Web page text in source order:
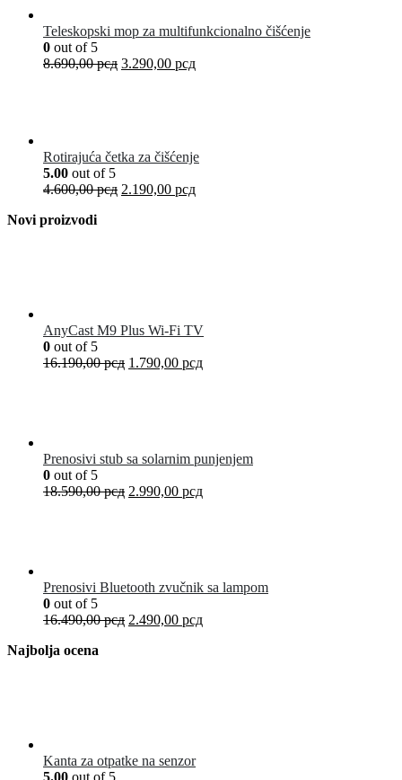
Teleskopski mop za multifunkcionalno čišćenje
0 out of 5
8.690,00рсд 3.290,00 рсд
Rotirajuća četka za čišćenje
5.00 out of 5
4.600,00рсд 2.190,00 рсд
Novi proizvodi
AnyCast M9 Plus Wi-Fi TV
0 out of 5
16.190,00рсд 1.790,00 рсд
Prenosivi stub sa solarnim punjenjem
0 out of 5
18.590,00рсд 2.990,00 рсд
Prenosivi Bluetooth zvučnik sa lampom
0 out of 5
16.490,00рсд 2.490,00 рсд
Najbolja ocena
Kanta za otpatke na senzor